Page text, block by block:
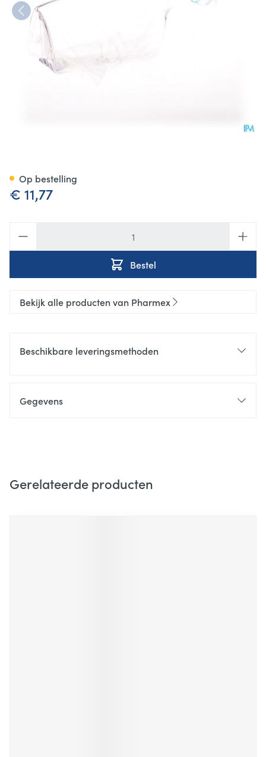
€ 11,77
Bestel
Op bestelling
Bekijk alle producten van Pharmex
Beschikbare leveringsmethoden
Gegevens
Gerelateerde producten